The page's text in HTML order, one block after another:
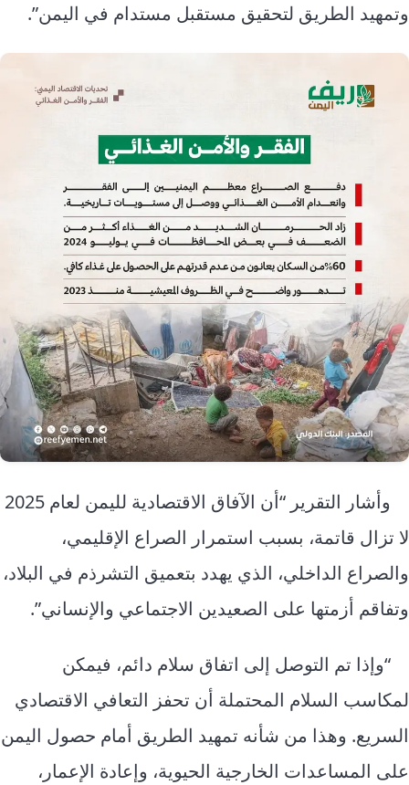
وتمهيد الطريق لتحقيق مستقبل مستدام في اليمن”.
وأشار التقرير “أن الآفاق الاقتصادية لليمن لعام 2025
لا تزال قاتمة، بسبب استمرار الصراع الإقليمي،
والصراع الداخلي، الذي يهدد بتعميق التشرذم في البلاد،
وتفاقم أزمتها على الصعيدين الاجتماعي والإنساني”.
“وإذا تم التوصل إلى اتفاق سلام دائم، فيمكن
لمكاسب السلام المحتملة أن تحفز التعافي الاقتصادي
السريع. وهذا من شأنه تمهيد الطريق أمام حصول اليمن
على المساعدات الخارجية الحيوية، وإعادة الإعمار،